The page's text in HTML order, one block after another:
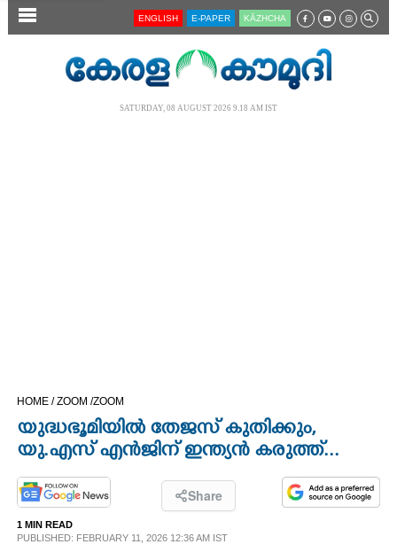
SECTIONS
OPINION
ENGLISH E-PAPER KĀZHCHA
SATURDAY, 08 AUGUST 2026 9.18 AM IST
HOME /ZOOM /ZOOM
യുദ്ധഭൂമിയിൽ തേജസ് കുതിക്കും,
യു.എസ് എൻജിന് ഇന്ത്യൻ കരുത്ത്‌...
Share
1 MIN READ
PUBLISHED: FEBRUARY 11, 2026 12:36 AM IST